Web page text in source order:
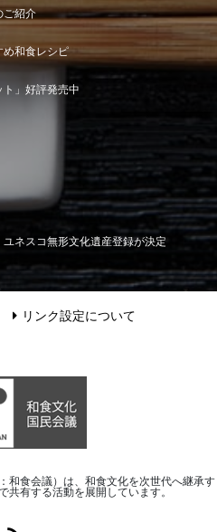
ご紹介
め和食レシピ
ト」好評発売中
ユネスコ無形文化遺産登録が決定
リンク設定について
和食会議）は、和食文化を次世代へ継承す
共有する活動を展開しています。